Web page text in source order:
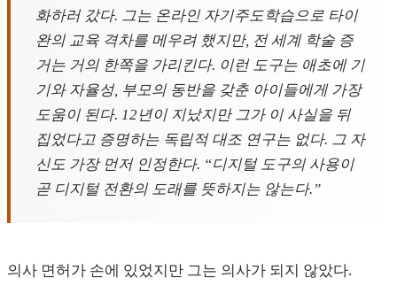
화하러 갔다. 그는 온라인 자기주도학습으로 타이
완의 교육 격차를 메우려 했지만, 전 세계 학술 증
거는 거의 한쪽을 가리킨다. 이런 도구는 애초에 기
기와 자율성, 부모의 동반을 갖춘 아이들에게 가장
도움이 된다. 12년이 지났지만 그가 이 사실을 뒤
집었다고 증명하는 독립적 대조 연구는 없다. 그 자
신도 가장 먼저 인정한다. “디지털 도구의 사용이
곧 디지털 전환의 도래를 뜻하지는 않는다.”
의사 면허가 손에 있었지만 그는 의사가 되지 않았다.